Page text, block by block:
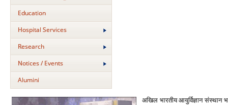
Education
Hospital Services
Research
Notices / Events
Alumini
अखिल भारतीय आयुर्विज्ञान संस्‍थान